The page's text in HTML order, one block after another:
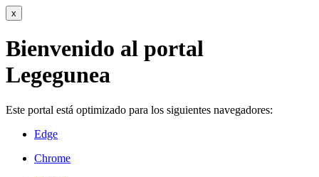
x
Bienvenido al portal
Legegunea
Este portal está optimizado para los siguientes navegadores:
Edge
Chrome